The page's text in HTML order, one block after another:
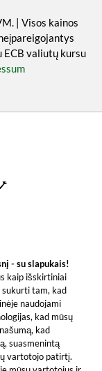
| Visos kainos
valiutų kursu
- su slapukais!
kaip išskirtiniai
sukurti tam, kad
naudojami
kad mūsų
kad
suasmenintą
vartotojo patirtį.